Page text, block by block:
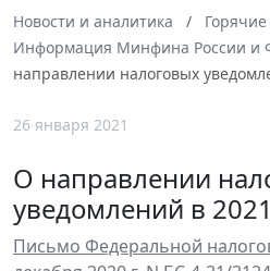
Новости и аналитика
Информация Минфина России и
направлении налоговых
26 января 2021
О направлении
уведомлений в
Письмо Федеральной